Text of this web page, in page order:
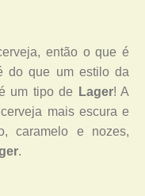
então o que é
do que um estilo da
um tipo de Lager! A
mais escura e
caramelo e nozes,
.